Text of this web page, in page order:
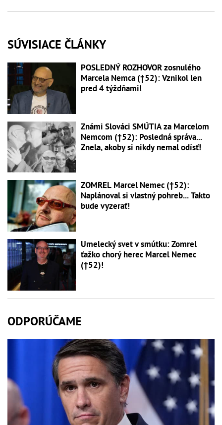
SÚVISIACE ČLÁNKY
POSLEDNÝ ROZHOVOR zosnulého
Marcela Nemca (†52): Vznikol len
pred 4 týždňami!
Známi Slováci SMÚTIA za Marcelom
Nemcom (†52): Posledná správa...
Znela, akoby si nikdy nemal odísť!
ZOMREL Marcel Nemec (†52):
Naplánoval si vlastný pohreb... Takto
bude vyzerať!
Umelecký svet v smútku: Zomrel
ťažko chorý herec Marcel Nemec
(†52)!
ODPORÚČAME